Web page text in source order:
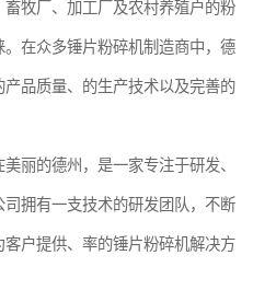
牧厂、加工厂及农村养殖户的粉
在众多锤片粉碎机制造商中，德
品质量、的生产技术以及完善的
丽的德州，是一家专注于研发、
拥有一支技术的研发团队，不断
户提供、率的锤片粉碎机解决方